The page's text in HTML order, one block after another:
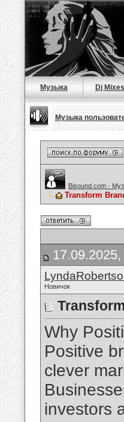
Музыка Dj Mixes
Музыка
Bisound.com -
Transform
Новичок
Why
Positive
clever
investors